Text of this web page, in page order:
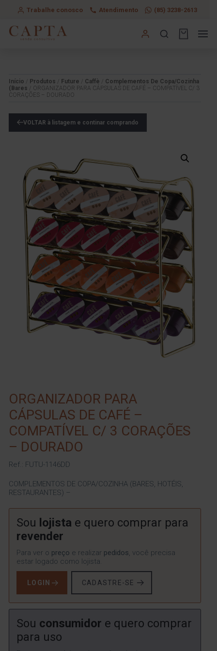
Trabalhe conosco Atendimento (85) 3238-2613
Início Produtos Future Caffè
Complementos De Copa/Cozinha
(Bares / ORGANIZADOR PARA CÁPSULAS DE CAFÉ – COMPATÍVEL C/ 3
CORAÇÕES – DOURADO
VOLTAR à listagem e continar comprando
ORGANIZADOR PARA
CÁPSULAS DE CAFÉ –
COMPATÍVEL C/ 3 CORAÇÕES
– DOURADO
Ref.: FUTU-1146DD
COMPLEMENTOS DE COPA/COZINHA (BARES, HOTÉIS,
RESTAURANTES) –
Sou lojista e quero comprar para
revender
Para ver o preço e realizar pedidos, você precisa
estar logado como lojista.
LOGIN CADASTRE-SE
Sou consumidor e quero comprar
para uso